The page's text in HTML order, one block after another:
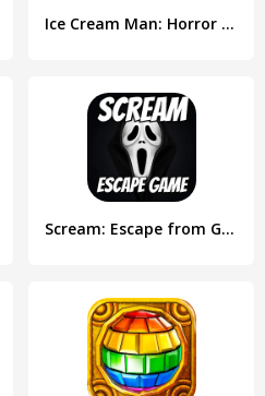
Ice Cream Man: Horror Scream
Scream: Escape from Ghost Face